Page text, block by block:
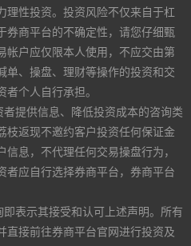
理性投资。投资风险不仅来自于杠
券商平台的不确定性，请您仔细甄
帐户应仅限本人使用，不应交由第
单、操盘、理财等操作的投资和交
个人自行承担。
提供信息、降低投资成本的咨询类
枝返现不邀约客户投资任何保证金
息，不代理任何交易操盘行为，
者应自行选择券商平台，券商平台
表示其接受和认可上述声明。所有
直接前往券商平台官网进行投资及